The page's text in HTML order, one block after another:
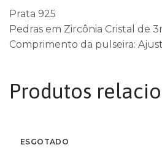
Prata 925
Pedras em Zircônia Cristal de
Comprimento da pulseira:
Produtos
ESGOTADO